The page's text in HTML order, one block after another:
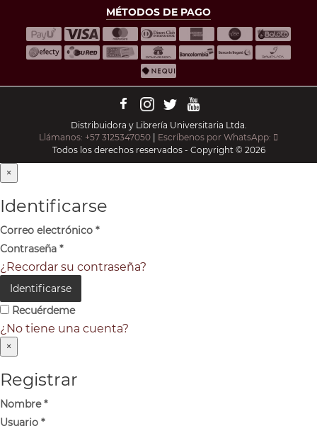
MÉTODOS DE PAGO
Distribuidora y Librería Universitaria Ltda.
Llámanos: +57 3125347050 | Escríbenos por WhatsApp:
Todos los derechos reservados - Copyright © 2026
×
Identificarse
Correo electrónico *
Contraseña *
¿Recordar su contraseña?
Identificarse
Recuérdeme
¿No tiene una cuenta?
×
Registrar
Nombre*
Usuario *